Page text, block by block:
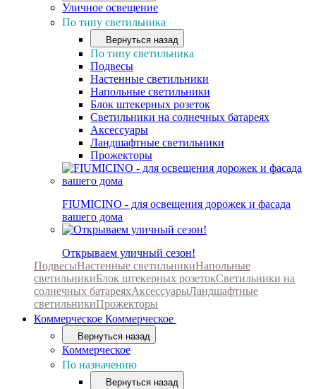
Уличное освещение
По типу светильника
Вернуться назад
По типу светильника
Подвесы
Настенные светильники
Напольные светильники
Блок штекерных розеток
Светильники на солнечных батареях
Аксессуары
Ландшафтные светильники
Прожекторы
FIUMICINO - для освещения дорожек и фасада
вашего дома
Открываем уличный сезон!
ПодвесыНастенные светильникиНапольные
светильникиБлок штекерных розетокСветильники на
солнечных батареяхАксессуарыЛандшафтные
светильникиПрожекторы
Коммерческое Коммерческое
Вернуться назад
Коммерческое
По назначению
Вернуться назад